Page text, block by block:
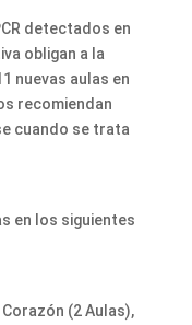
detectados en
obligan a la
nuevas aulas en
recomiendan
cuando se trata
en los siguientes
(2 Aulas),